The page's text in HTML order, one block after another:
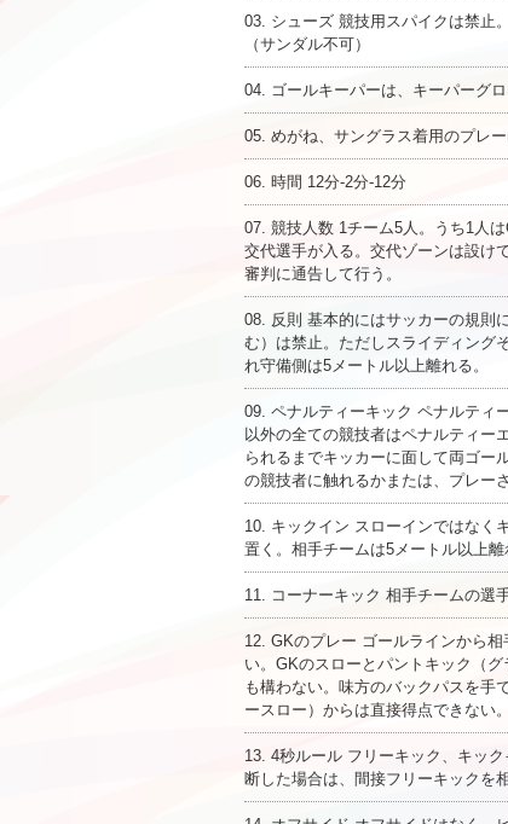
03. シューズ 競技用スパイクは禁止
（サンダル不可）
04. ゴールキーパーは、キーパーグロ
05. めがね、サングラス着用のプレー
06. 時間 12分-2分-12分
07. 競技人数 1チーム5人。うち1人
交代選手が入る。交代ゾーンは設け
審判に通告して行う。
08. 反則 基本的にはサッカーの規則
む）は禁止。ただしスライディング
れ守備側は5メートル以上離れる。
09. ペナルティーキック ペナルティ
以外の全ての競技者はペナルティー
られるまでキッカーに面して両ゴー
の競技者に触れるかまたは、プレー
10. キックイン スローインではなく
置く。相手チームは5メートル以上離
11. コーナーキック 相手チームの選
12. GKのプレー ゴールラインから
い。GKのスローとパントキック（
も構わない。味方のバックパスを手
ースロー）からは直接得点できない。
13. 4秒ルール フリーキック、キッ
断した場合は、間接フリーキックを